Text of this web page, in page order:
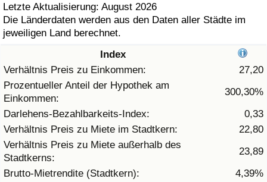
Letzte Aktualisierung: August 2026
Die Länderdaten werden aus den Daten aller Städte im
jeweiligen Land berechnet.
Index
Verhältnis Preis zu Einkommen:
27,20
Prozentueller Anteil der Hypothek am
Einkommen:
300,30%
Darlehens-Bezahlbarkeits-Index:
0,33
Verhältnis Preis zu Miete im Stadtkern:
22,80
Verhältnis Preis zu Miete außerhalb des
Stadtkerns:
23,89
Brutto-Mietrendite (Stadtkern):
4,39%
Umweltverschmutzungs-Index (aktuell)
Verschmutzungsindex
Umweltverschmutzungs-Index nach Land
Verkehr
Verkehrs-Index
Verkehrs-Index (aktuell)